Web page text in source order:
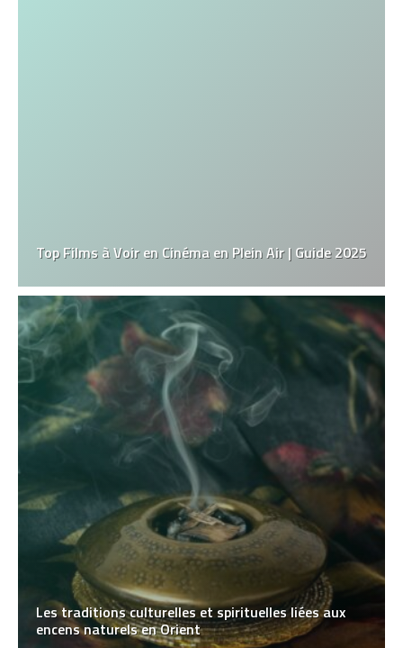
Top Films à Voir en Cinéma en Plein Air | Guide 2025
Les traditions culturelles et spirituelles liées aux
encens naturels en Orient